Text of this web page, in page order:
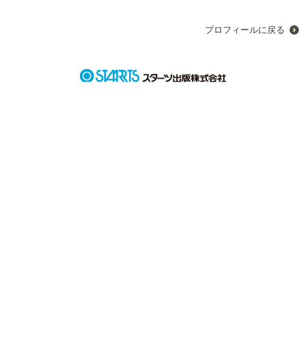
「んー、ソーダアイスかな、」
プロフィールに戻る